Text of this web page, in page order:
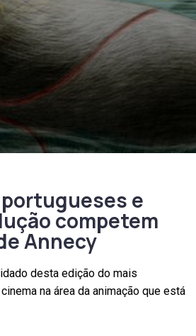
e
competem
Annecy
desta edição do mais
na área da animação que está